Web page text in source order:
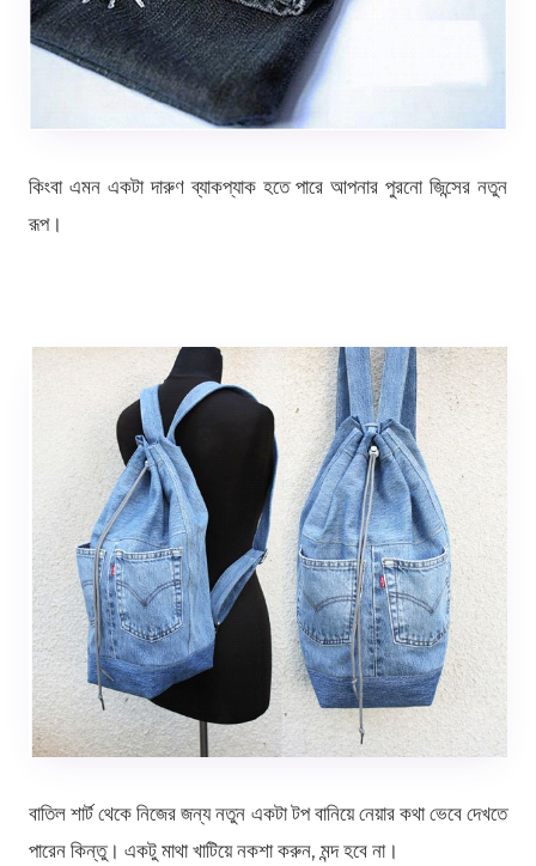
কিংবা এমন একটা দারুণ ব্যাকপ্যাক হতে পারে আপনার পুরনো জিন্সের নতুন
রূপ।
বাতিল শার্ট থেকে নিজের জন্য নতুন একটা টপ বানিয়ে নেয়ার কথা ভেবে দেখতে
পারেন কিন্তু। একটু মাথা খাটিয়ে নকশা করুন, মন্দ হবে না।